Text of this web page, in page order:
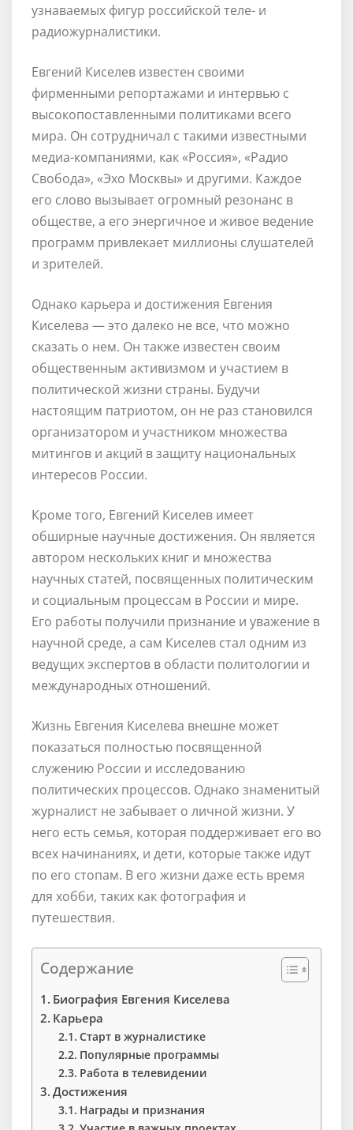
узнаваемых фигур российской теле- и
радиожурналистики.
Евгений Киселев известен своими
фирменными репортажами и интервью с
высокопоставленными политиками всего
мира. Он сотрудничал с такими известными
медиа-компаниями, как «Россия», «Радио
Свобода», «Эхо Москвы» и другими. Каждое
его слово вызывает огромный резонанс в
обществе, а его энергичное и живое ведение
программ привлекает миллионы слушателей
и зрителей.
Однако карьера и достижения Евгения
Киселева — это далеко не все, что можно
сказать о нем. Он также известен своим
общественным активизмом и участием в
политической жизни страны. Будучи
настоящим патриотом, он не раз становился
организатором и участником множества
митингов и акций в защиту национальных
интересов России.
Кроме того, Евгений Киселев имеет
обширные научные достижения. Он является
автором нескольких книг и множества
научных статей, посвященных политическим
и социальным процессам в России и мире.
Его работы получили признание и уважение в
научной среде, а сам Киселев стал одним из
ведущих экспертов в области политологии и
международных отношений.
Жизнь Евгения Киселева внешне может
показаться полностью посвященной
служению России и исследованию
политических процессов. Однако знаменитый
журналист не забывает о личной жизни. У
него есть семья, которая поддерживает его во
всех начинаниях, и дети, которые также идут
по его стопам. В его жизни даже есть время
для хобби, таких как фотография и
путешествия.
Содержание
Биография Евгения Киселева
Карьера
Старт в журналистике
Популярные программы
Работа в телевидении
Достижения
Награды и признания